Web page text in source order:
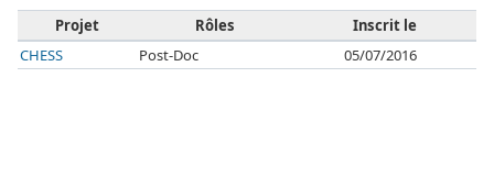
Projet Rôles
Inscrit le
CHESS
Post-Doc 05/07/2016